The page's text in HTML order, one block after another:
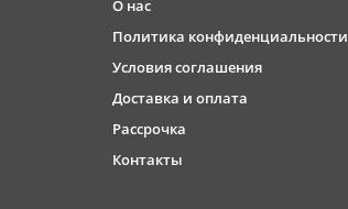
О нас
Политика конфиденциальности
Условия соглашения
Доставка и оплата
Рассрочка
Контакты